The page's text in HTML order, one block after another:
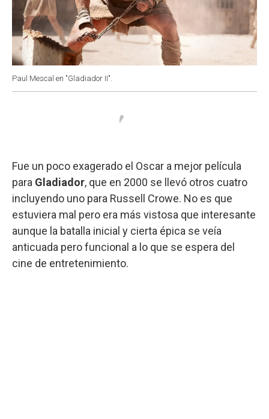
Paul Mescal en "Gladiador II".
Fue un poco exagerado el Oscar a mejor película
para Gladiador, que en 2000 se llevó otros cuatro
incluyendo uno para Russell Crowe. No es que
estuviera mal pero era más vistosa que interesante
aunque la batalla inicial y cierta épica se veía
anticuada pero funcional a lo que se espera del
cine de entretenimiento.